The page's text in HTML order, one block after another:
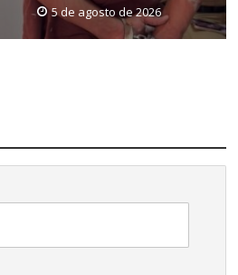
5 de agosto de 2026